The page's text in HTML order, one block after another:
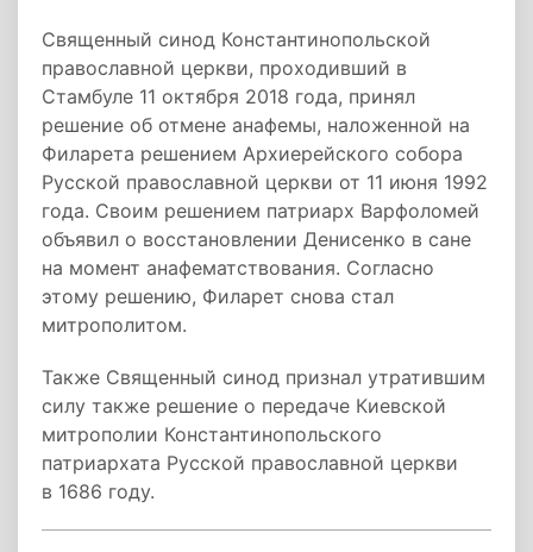
Священный синод Константинопольской
православной церкви, проходивший в
Стамбуле 11 октября 2018 года, принял
решение об отмене анафемы, наложенной на
Филарета решением Архиерейского собора
Русской православной церкви от 11 июня 1992
года. Своим решением патриарх Варфоломей
объявил о восстановлении Денисенко в сане
на момент анафематствования. Согласно
этому решению, Филарет снова стал
митрополитом.
Также Священный синод признал утратившим
силу также решение о передаче Киевской
митрополии Константинопольского
патриархата Русской православной церкви
в 1686 году.